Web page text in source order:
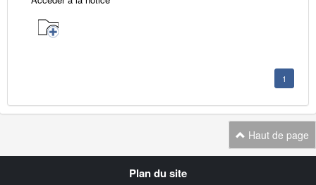
1
Haut de page
Plan du site